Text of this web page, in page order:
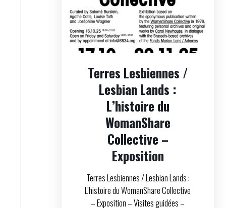
Terres Lesbiennes /
Lesbian Lands :
L’histoire du
WomanShare
Collective –
Exposition
Terres Lesbiennes / Lesbian Lands :
L’histoire du WomanShare Collective
– Exposition – Visites guidées –